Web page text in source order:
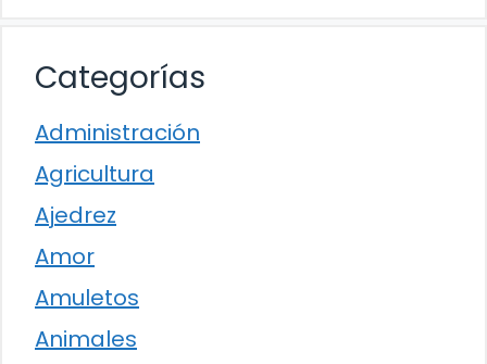
Categorías
Administración
Agricultura
Ajedrez
Amor
Amuletos
Animales